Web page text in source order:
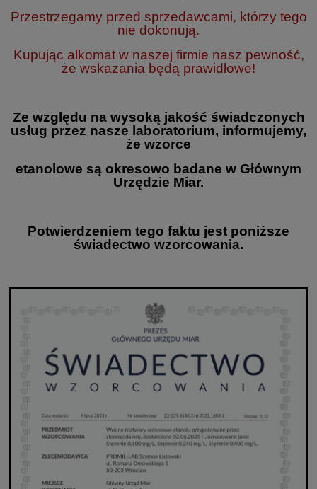
Przestrzegamy przed sprzedawcami, którzy tego
nie dokonują.
Kupując alkomat w naszej firmie nasz pewność,
że wskazania będą prawidłowe!
Ze względu na wysoką jakość świadczonych
usług przez nasze laboratorium, informujemy,
że wzorce
etanolowe są okresowo badane w Głównym
Urzędzie Miar.
Potwierdzeniem tego faktu jest poniższe
świadectwo wzorcowania.